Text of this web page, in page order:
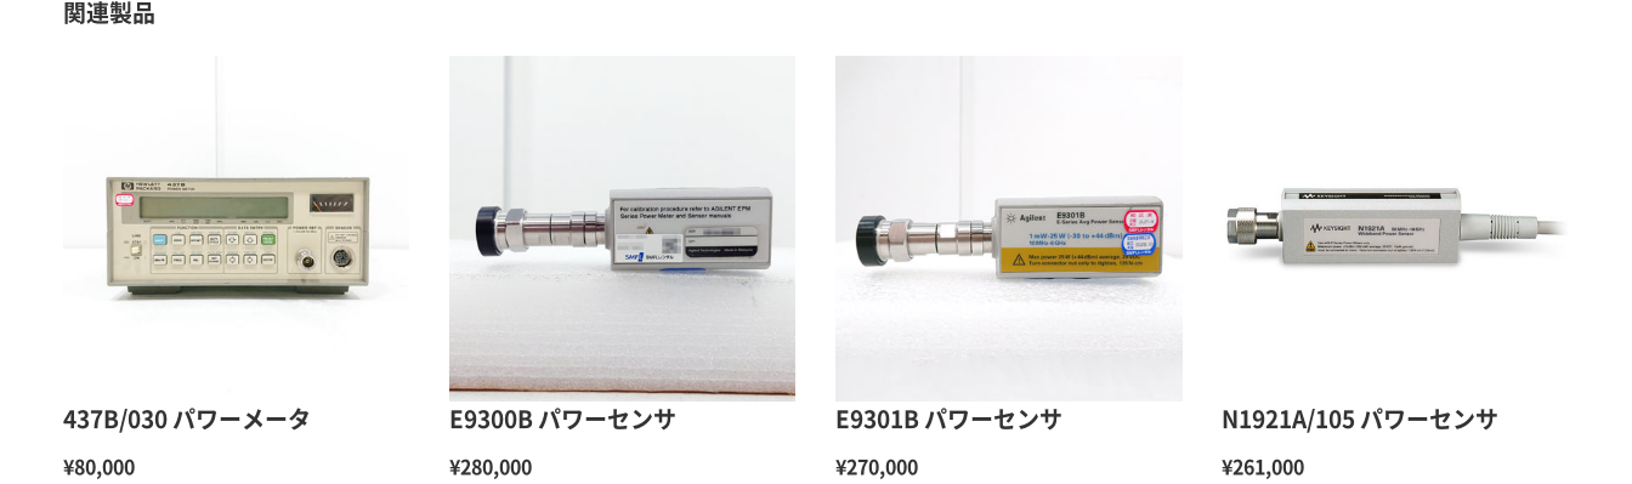
関連製品
437B/030 パワーメータ
¥80,000
E9300B パワーセンサ
¥280,000
E9301B パワーセンサ
¥270,000
N1921A/105 パワーセンサ
¥261,000